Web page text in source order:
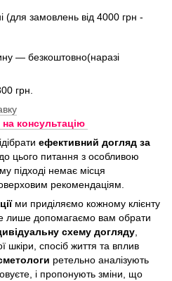
замовлень від 4000 грн -
— безкоштовно(наразі
грн.
консультацію
ефективний догляд за
цього питання з особливою
підході немає місця
рекомендаціям.
ми приділяємо кожному клієнту
лише допомагаємо вам обрати
схему догляду
шкіри, спосіб життя та вплив
ретельно аналізують
і пропонують зміни, що